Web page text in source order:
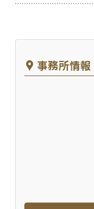
事務所情報